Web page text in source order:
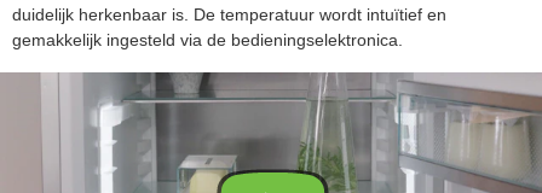
duidelijk herkenbaar is. De temperatuur wordt intuïtief en
gemakkelijk ingesteld via de bedieningselektronica.